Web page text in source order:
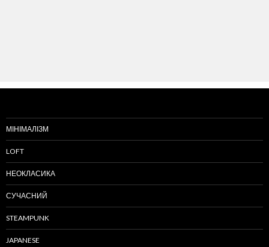
МІНІМАЛІЗМ
LOFT
НЕОКЛАСИКА
СУЧАСНИЙ
STEAMPUNK
JAPANESE